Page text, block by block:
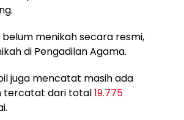
menikah secara resmi,
di Pengadilan Agama.
juga mencatat masih ada
tercatat dari total19.775